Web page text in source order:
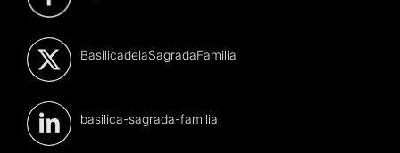
BasilicadelaSagradaFamilia
basilica-sagrada-familia